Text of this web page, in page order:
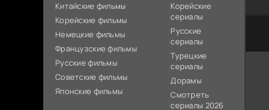
Китайские фильмы
Корейские фильмы
Немецкие фильмы
Французские фильмы
Русские фильмы
Советские фильмы
Японские фильмы
Корейские
сериалы
Русские
сериалы
Турецкие
сериалы
Дорамы
Смотреть
сериалы 2026